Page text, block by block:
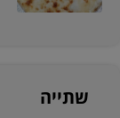
שתייה